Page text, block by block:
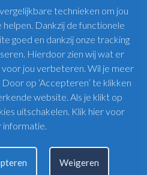
technieken om jou
Dankzij de functionele
goed en dankzij onze tracking
Hierdoor zien wij wat er
jou verbeteren. Wil je meer
op ‘Accepteren’ te klikken
website. Als je klikt op
uitschakelen. Klik hier voor
informatie
Weigeren